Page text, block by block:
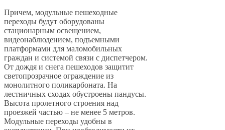
Причем, модульные пешеходные
переходы будут оборудованы
стационарным освещением,
видеонаблюдением, подъемными
платформами для маломобильных
граждан и системой связи с диспетчером.
От дождя и снега пешеходов защитит
светопрозрачное ограждение из
монолитного поликарбоната. На
лестничных сходах обустроены пандусы.
Высота пролетного строения над
проезжей частью – не менее 5 метров.
Модульные переходы удобны в